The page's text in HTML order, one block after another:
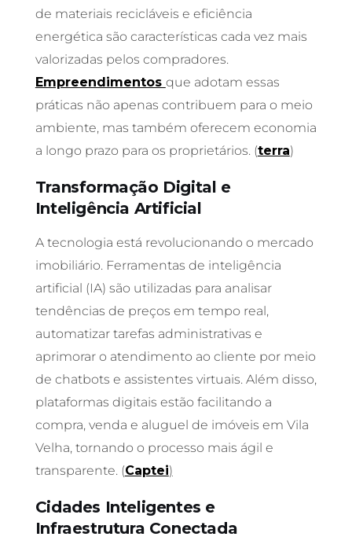
de materiais recicláveis e eficiência
energética são características cada vez mais
valorizadas pelos compradores.
Empreendimentos que adotam essas
práticas não apenas contribuem para o meio
ambiente, mas também oferecem economia
a longo prazo para os proprietários. (terra)
Transformação Digital e
Inteligência Artificial
A tecnologia está revolucionando o mercado
imobiliário. Ferramentas de inteligência
artificial (IA) são utilizadas para analisar
tendências de preços em tempo real,
automatizar tarefas administrativas e
aprimorar o atendimento ao cliente por meio
de chatbots e assistentes virtuais. Além disso,
plataformas digitais estão facilitando a
compra, venda e aluguel de imóveis em Vila
Velha, tornando o processo mais ágil e
transparente. (Captei)
Cidades Inteligentes e
Infraestrutura Conectada